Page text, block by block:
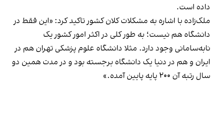
داده است.
ملک‌زاده با اشاره به مشکلات کلان کشور تاکید کرد: «این فقط در
دانشگاه هم نیست؛ به طور کلی در اکثر امور کشور یک
نابه‌سامانی وجود دارد. مثلا دانشگاه علوم پزشکی تهران هم در
ایران و هم در دنیا یک دانشگاه برجسته بود و در مدت همین دو
سال رتبه آن ۲۰۰ پایه پایین آمده.»